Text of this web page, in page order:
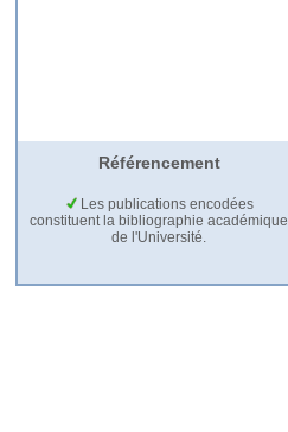
Référencement
Les publications encodées
constituent la bibliographie académique
de l'Université.